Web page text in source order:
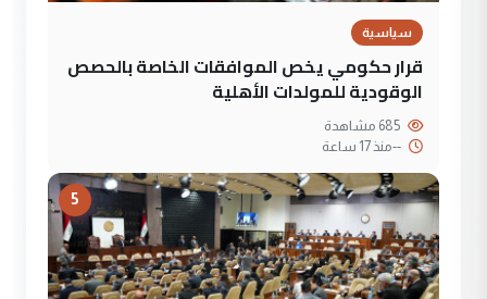
سياسية
قرار حكومي يخص الموافقات الخاصة بالحصص
الوقودية للمولدات الأهلية
--منذ 17 ساعة
5